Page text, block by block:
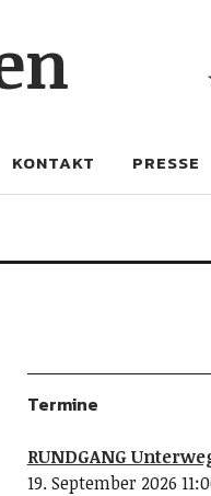
KONTAKT PRESSE
Termine
RUNDGANG
19. September 2026